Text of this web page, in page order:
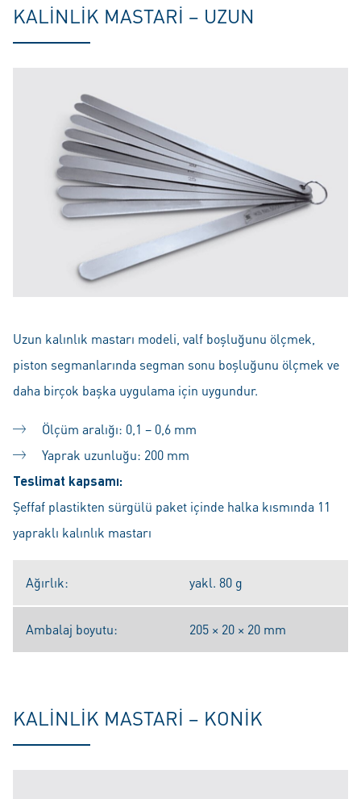
KALINLIK MASTARI – UZUN
Uzun kalınlık mastarı modeli, valf boşluğunu ölçmek,
piston segmanlarında segman sonu boşluğunu ölçmek ve
daha birçok başka uygulama için uygundur.
Ölçüm aralığı: 0,1 – 0,6 mm
Yaprak uzunluğu: 200 mm
Teslimat kapsamı:
Şeffaf plastikten sürgülü paket içinde halka kısmında 11
yapraklı kalınlık mastarı
Ağırlık: yakl. 80 g
Ambalaj boyutu: 205 × 20 × 20 mm
KALINLIK MASTARI – KONIK